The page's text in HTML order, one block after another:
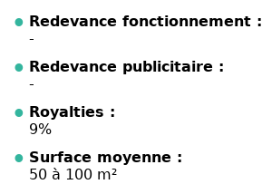
Redevance fonctionnement :
-
Redevance publicitaire :
-
Royalties :
9%
Surface moyenne :
50 à 100 m²